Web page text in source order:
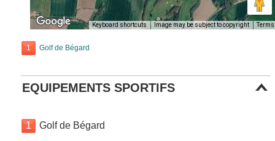
Keyboard shortcuts Image may be subject to copyright Terms
1 Golf de Bégard
EQUIPEMENTS SPORTIFS
1 Golf de Bégard